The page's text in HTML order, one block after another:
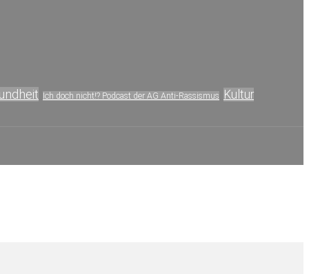
Ich doch nicht!? Podcast der AG Anti-Rassismus Kultur